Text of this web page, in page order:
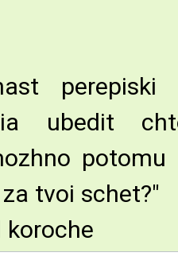
perepiski
ubedit
tvoi schet?"
koroche